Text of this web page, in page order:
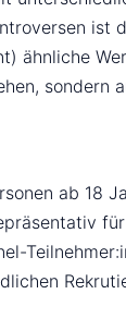
ähnliche
ab